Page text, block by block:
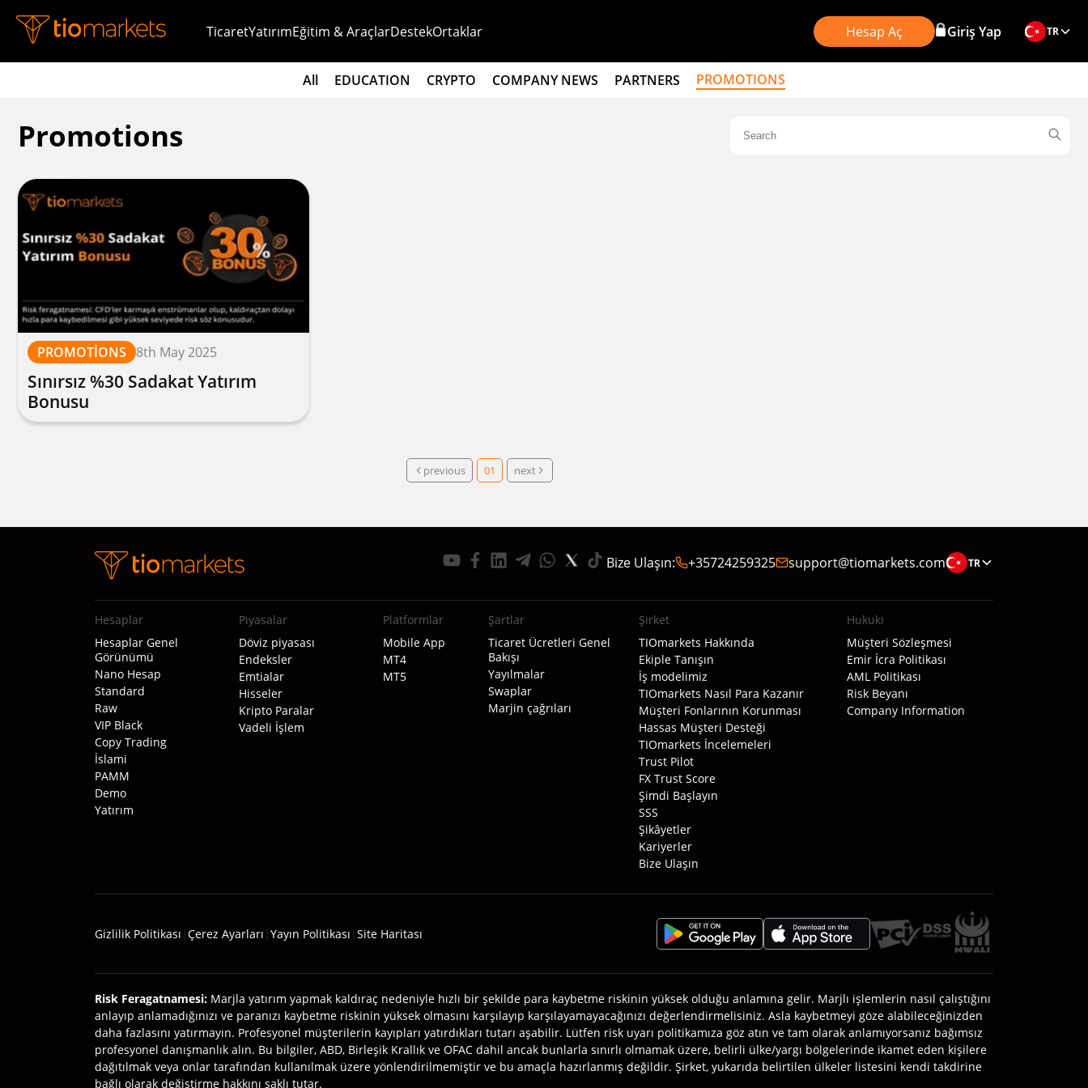
TicaretYatırımEğitim & AraçlarDestekOrtaklar Hesap Aç Giriş Yap TR
All EDUCATION CRYPTO COMPANY NEWS PARTNERS PROMOTIONS
Promotions
PROMOTIONS 8th May 2025
Sınırsız %30 Sadakat Yatırım
Bonusu
previous 01 next
Bize Ulaşın: +35724259325 support@tiomarkets.com TR
Hesaplar
Hesaplar Genel
Görünümü
Nano Hesap
Standard
Raw
VIP Black
Copy Trading
İslami
PAMM
Demo
Yatırım
Piyasalar
Döviz piyasası
Endeksler
Emtialar
Hisseler
Kripto Paralar
Vadeli İşlem
Platformlar
Mobile App
MT4
MT5
Şartlar
Ticaret Ücretleri Genel
Bakışı
Yayılmalar
Swaplar
Marjin çağrıları
Şirket
TIOmarkets Hakkında
Ekiple Tanışın
İş modelimiz
TIOmarkets Nasıl Para Kazanır
Müşteri Fonlarının Korunması
Hassas Müşteri Desteği
TIOmarkets İncelemeleri
Trust Pilot
FX Trust Score
Şimdi Başlayın
SSS
Şikâyetler
Kariyerler
Bize Ulaşın
Hukuki
Müşteri Sözleşmesi
Emir İcra Politikası
AML Politikası
Risk Beyanı
Company Information
Gizlilik Politikası | Çerez Ayarları | Yayın Politikası | Site Haritası
Risk Feragatnamesi: Marjla yatırım yapmak kaldıraç nedeniyle hızlı bir şekilde para kaybetme riskinin yüksek olduğu anlamına gelir. Marjlı işlemlerin nasıl çalıştığını
anlayıp anlamadığınızı ve paranızı kaybetme riskinin yüksek olmasını karşılayıp karşılayamayacağınızı değerlendirmelisiniz. Asla kaybetmeyi göze alabileceğinizden
daha fazlasını yatırmayın. Profesyonel müşterilerin kayıpları yatırdıkları tutarı aşabilir. Lütfen risk uyarı politikamıza göz atın ve tam olarak anlamıyorsanız bağımsız
profesyonel danışmanlık alın. Bu bilgiler, ABD, Birleşik Krallık ve OFAC dahil ancak bunlarla sınırlı olmamak üzere, belirli ülke/yargı bölgelerinde ikamet eden kişilere
dağıtılmak veya onlar tarafından kullanılmak üzere yönlendirilmemiştir ve bu amaçla hazırlanmış değildir. Şirket, yukarıda belirtilen ülkeler listesini kendi takdirine
bağlı olarak değiştirme hakkını saklı tutar.